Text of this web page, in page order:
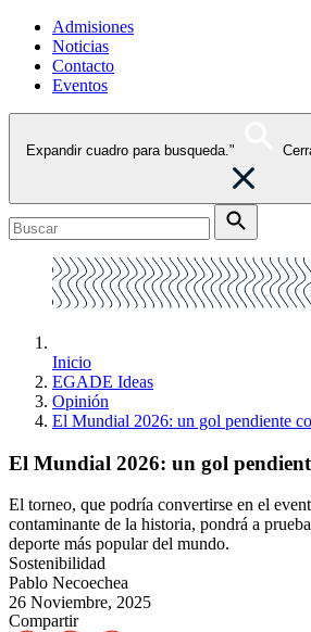
Admisiones
Noticias
Contacto
Eventos
Expandir cuadro para busqueda."
Inicio
EGADE Ideas
Opinión
El Mundial 2026: un gol pendiente
El Mundial 2026: un gol
El torneo, que podría convertirse en el
contaminante de la historia, pondrá a
deporte más popular del mundo.
Sostenibilidad
Pablo Necoechea
26 Noviembre, 2025
Compartir